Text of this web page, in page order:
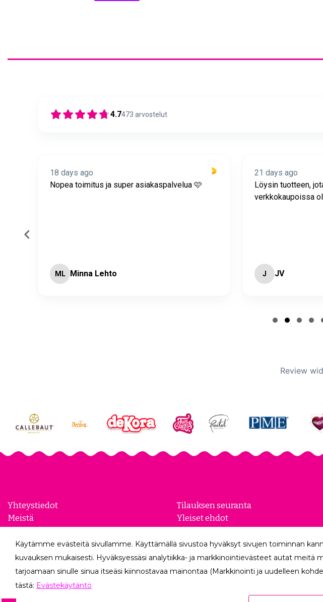
4.7473 arvostelut
18 days ago
Nopea toimitus ja super asiakaspalvelua 🩷
ML Minna Lehto
21 days ago
Löysin tuotteen,
verkkokaupoissa
J JV
Review
Yhteystiedot
Meistä
Yrityksille
Tilauksen seuranta
Yleiset ehdot
Tietosuojaseloste
Peruutuslomake
Käytämme evästeitä sivullamme. Käyttämällä sivustoa hyväksyt sivujen toiminnan
kuvauksen mukaisesti. Hyväksyessäsi analytiikka- ja markkinointievästeet autat
tarjoamaan sinulle sinua itseäsi kiinnostavaa mainontaa (Markkinointi ja uudelleen
tästä: Evästekäytäntö